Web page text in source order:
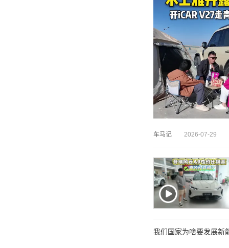
车马记 2026-07-29
我们国家为啥要发展新